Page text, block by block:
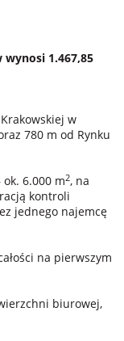
wynosi 1.467,85
w
780 m od Rynku
6.000 m2, na
kontroli
jednego najemcę
na pierwszym
biurowej,